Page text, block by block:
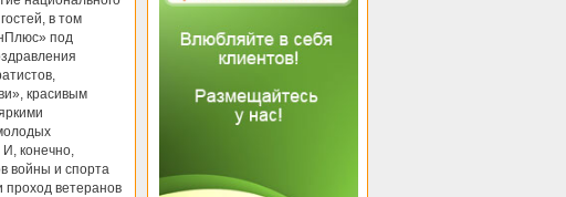
в том
под
красивым
конечно,
войны и спорта
ветеранов